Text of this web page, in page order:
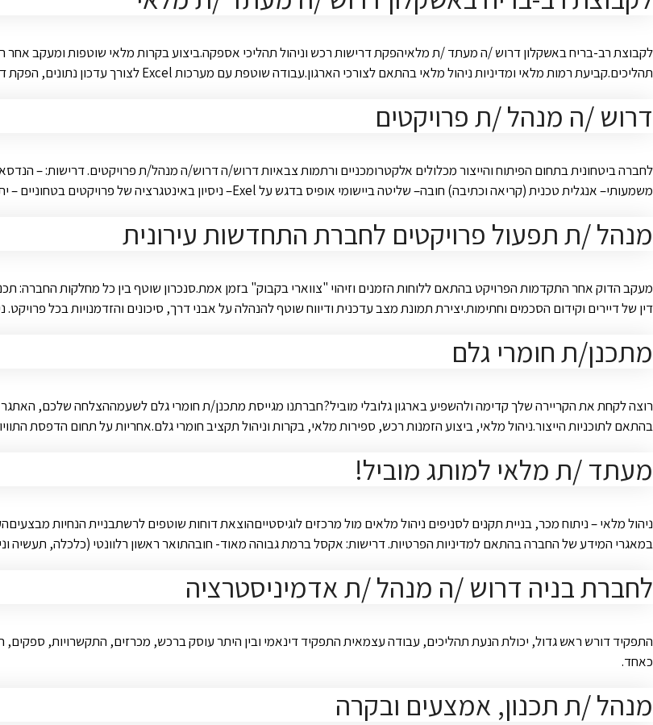
לקבוצת רב-בריח באשקלון דרוש /ה מעתד /ת מלאיהפקת דרישות רכש וניהול תהליכי אספקה.ביצוע בקרות מלאי שוטפות ומעקב אחר
תהליכים.קביעת רמות מלאי ומדיניות ניהול מלאי בהתאם לצורכי הארגון.עבודה שוטפת עם מערכות Excel לצורך עדכון נתונים, הפקת דוחות וביצוע ניתוחים.ביצוע מעקבים ובקרות שוטפות ועתידיות לצורך …
דרוש /ה מנהל /ת פרויקטים
לחברה ביטחונית בתחום הפיתוח והייצור מכלולים אלקטרומכניים ורתמות צבאיות דרוש/ה דרוש/ה מנהל/ת פרויקטים. דרישות: –
משמעותי– אנגלית טכנית (קריאה וכתיבה) חובה– שליטה ביישומי אופיס בדגש על Exel– ניסיון באינטגרציה של פרויקטים בטחוניים – יתרון– נא לציין ציפיות שכר– המשרה מיועדת לנשים ולגברים כאחד.
מנהל /ת תפעול פרויקטים לחברת התחדשות עירונית
מעקב הדוק אחר התקדמות הפרויקט בהתאם ללוחות הזמנים וזיהוי "צווארי בקבוק" בזמן אמת.סנכרון שוטף בין כל מחלקות החברה:
דין של דיירים וקידום הסכמים וחתימות.יצירת תמונת מצב עדכנית ודיווח שוטף להנהלה על אבני דרך, סיכונים והזדמנויות בכל
מתכנן/ת חומרי גלם
רוצה לקחת את הקריירה שלך קדימה ולהשפיע בארגון גלובלי מוביל?חברתנו מגייסת מתכנן/ת חומרי גלם לשעמההצלחה שלכם,
בהתאם לתוכניות הייצור.ניהול מלאי, ביצוע הזמנות רכש, ספירות מלאי, בקרות וניהול תקציב חומרי גלם.אחריות על תחום הדפסת
מעתד /ת מלאי למותג מוביל!
ניהול מלאי – ניתוח מכר, בניית תקנים לסניפים ניהול מלאים מול מרכזים לוגיסטייםהוצאת דוחות שוטפים לרשתבניית הנחיות
במאגרי המידע של החברה בהתאם למדיניות הפרטיות. דרישות: אקסל ברמת גבוהה מאוד- חובהתואר ראשון רלוונטי (כלכלה, תעשיה
לחברת בניה דרוש /ה מנהל /ת אדמיניסטרציה
התפקיד דורש ראש גדול, יכולת הנעת תהליכים, עבודה עצמאית התפקיד דינאמי ובין היתר עוסק ברכש, מכרזים, התקשרויות, ספקים,
כאחד.
מנהל /ת תכנון, אמצעים ובקרה